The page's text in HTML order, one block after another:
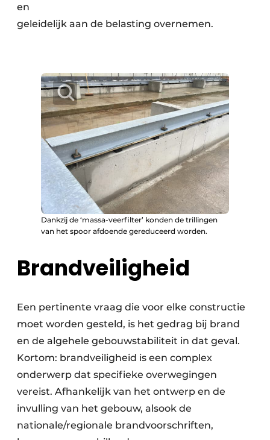
en
geleidelijk aan de belasting overnemen.
Dankzij de ‘massa-veerfilter’ konden de trillingen
van het spoor afdoende gereduceerd worden.
Brandveiligheid
Een pertinente vraag die voor elke constructie
moet worden gesteld, is het gedrag bij brand
en de algehele gebouwstabiliteit in dat geval.
Kortom: brandveiligheid is een complex
onderwerp dat specifieke overwegingen
vereist. Afhankelijk van het ontwerp en de
invulling van het gebouw, alsook de
nationale/regionale brandvoorschriften,